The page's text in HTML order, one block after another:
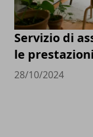
Servizio di
le prestazioni
28/10/2024